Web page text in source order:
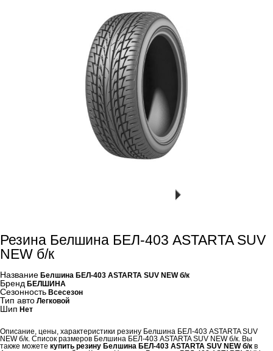
Резина Белшина БЕЛ-403 ASTARTA SUV
NEW б/к
Название Белшина БЕЛ-403 ASTARTA SUV NEW б/к
Бренд БЕЛШИНА
Сезонность Всесезон
Тип авто Легковой
Шип Нет
Описание, цены, характеристики резину Белшина БЕЛ-403 ASTARTA SUV
NEW б/к. Список размеров Белшина БЕЛ-403 ASTARTA SUV NEW б/к. Вы
также можете купить резину Белшина БЕЛ-403 ASTARTA SUV NEW б/к в